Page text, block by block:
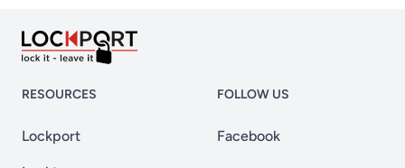
RESOURCES
Lockport
FOLLOW US
Facebook